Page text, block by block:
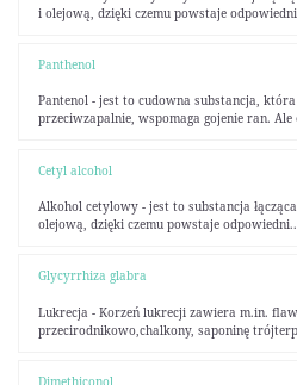
i olejową, dzięki czemu powstaje
Panthenol
Pantenol - jest to cudowna substancja, która
przeciwzapalnie, wspomaga gojenie ran. Ale
Cetyl alcohol
Alkohol cetylowy - jest to substancja
olejową, dzięki czemu powstaje
Glycyrrhiza glabra
Lukrecja - Korzeń lukrecji zawiera m.in.
przecirodnikowo,chalkony, saponinę
Dimethiconol